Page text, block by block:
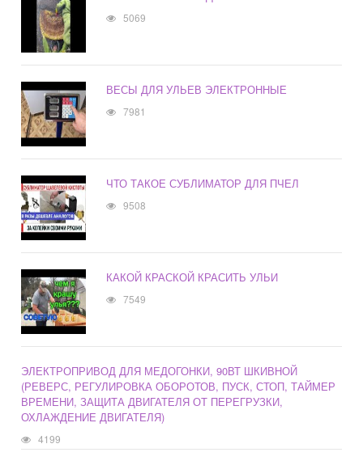
5069
ВЕСЫ ДЛЯ УЛЬЕВ ЭЛЕКТРОННЫЕ
7981
ЧТО ТАКОЕ СУБЛИМАТОР ДЛЯ ПЧЕЛ
9508
КАКОЙ КРАСКОЙ КРАСИТЬ УЛЬИ
7549
ЭЛЕКТРОПРИВОД ДЛЯ МЕДОГОНКИ, 90ВТ ШКИВНОЙ
(РЕВЕРС, РЕГУЛИРОВКА ОБОРОТОВ, ПУСК, СТОП, ТАЙМЕР
ВРЕМЕНИ, ЗАЩИТА ДВИГАТЕЛЯ ОТ ПЕРЕГРУЗКИ,
ОХЛАЖДЕНИЕ ДВИГАТЕЛЯ)
4199